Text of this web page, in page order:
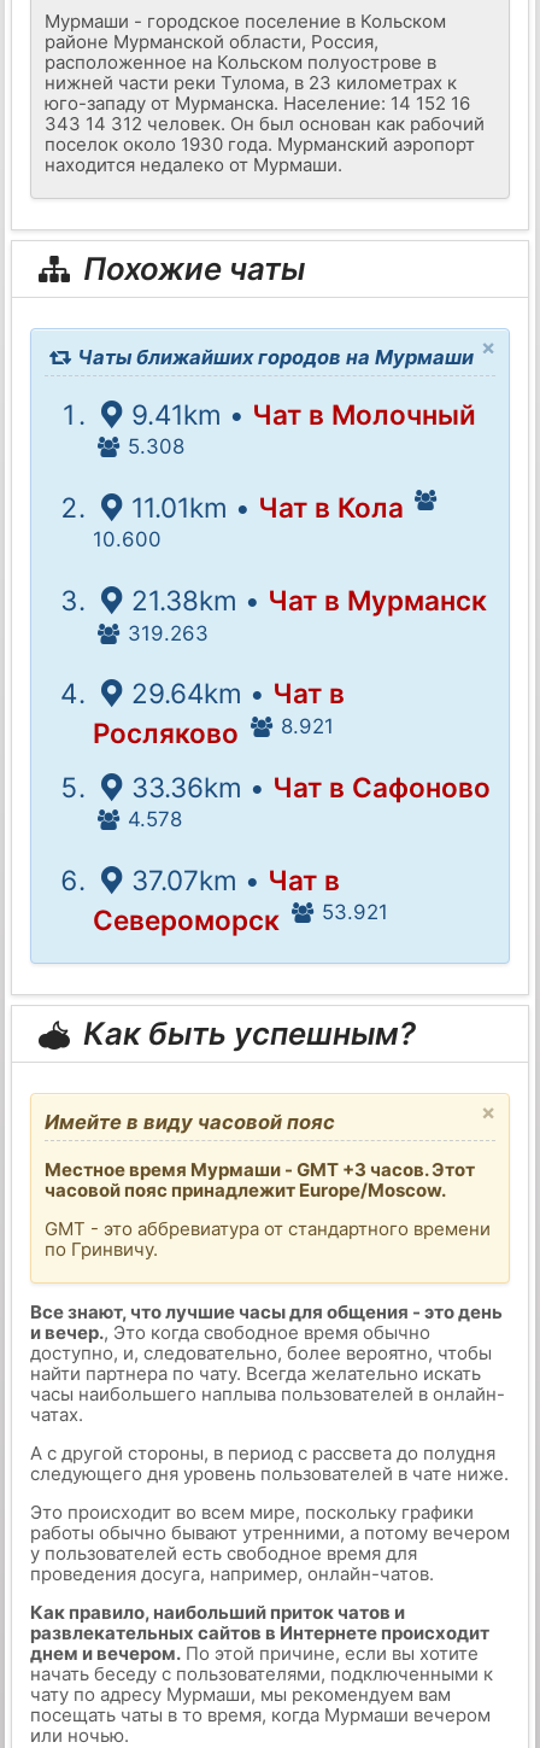
Мурмаши - городское поселение в Кольском
районе Мурманской области, Россия,
расположенное на Кольском полуострове в
нижней части реки Тулома, в 23 километрах к
юго-западу от Мурманска. Население: 14 152 16
343 14 312 человек. Он был основан как рабочий
поселок около 1930 года. Мурманский аэропорт
находится недалеко от Мурмаши.
Похожие чаты
×
Чаты ближайших городов на Мурмаши
9.41km • Чат в Молочный
5.308
11.01km • Чат в Кола
10.600
21.38km • Чат в Мурманск
319.263
29.64km • Чат в
Росляково
8.921
33.36km • Чат в Сафоново
4.578
37.07km • Чат в
Североморск
53.921
Как быть успешным?
×
Имейте в виду часовой пояс
Местное время Мурмаши - GMT +3 часов. Этот
часовой пояс принадлежит Europe/Moscow.
GMT - это аббревиатура от стандартного времени
по Гринвичу.
Все знают, что лучшие часы для общения - это день
и вечер., Это когда свободное время обычно
доступно, и, следовательно, более вероятно, чтобы
найти партнера по чату. Всегда желательно искать
часы наибольшего наплыва пользователей в онлайн-
чатах.
А с другой стороны, в период с рассвета до полудня
следующего дня уровень пользователей в чате ниже.
Это происходит во всем мире, поскольку графики
работы обычно бывают утренними, а потому вечером
у пользователей есть свободное время для
проведения досуга, например, онлайн-чатов.
Как правило, наибольший приток чатов и
развлекательных сайтов в Интернете происходит
днем и вечером.По этой причине, если вы хотите
начать беседу с пользователями, подключенными к
чату по адресу Мурмаши, мы рекомендуем вам
посещать чаты в то время, когда Мурмаши вечером
или ночью.